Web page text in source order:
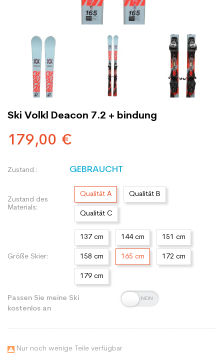
Ski Volkl Deacon 7.2 + bindung
179,00 €
Zustand : GEBRAUCHT
Zustand des
Materials:
Qualität A Qualität B
Qualität C
Größe Skier:
137 cm 144 cm 151 cm
158 cm 165 cm 172 cm
179 cm
Passen Sie meine Ski
kostenlos an
 Nur noch wenige Teile verfügbar